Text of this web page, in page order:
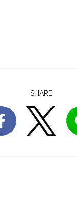
SHARE